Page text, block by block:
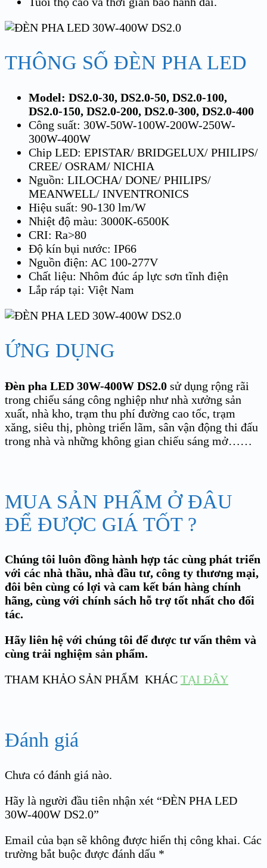
THÔNG SỐ ĐÈN PHA LED
Model: DS2.0-30, DS2.0-50, DS2.0-100,
DS2.0-150, DS2.0-200, DS2.0-300, DS2.0-400
Công suất: 30W-50W-100W-200W-250W-
300W-400W
Chip LED: EPISTAR/ BRIDGELUX/ PHILIPS/
CREE/ OSRAM/ NICHIA
Nguồn: LILOCHA/ DONE/ PHILIPS/
MEANWELL/ INVENTRONICS
Hiệu suất: 90-130 lm/W
Nhiệt độ màu: 3000K-6500K
CRI: Ra>80
Độ kín bụi nước: IP66
Nguồn điện: AC 100-277V
Chất liệu: Nhôm đúc áp lực sơn tĩnh điện
Lắp ráp tại: Việt Nam
ỨNG DỤNG
Đèn pha LED 30W-400W DS2.0 sử dụng rộng rãi
trong chiếu sáng công nghiệp như nhà xưởng sản
xuất, nhà kho, trạm thu phí đường cao tốc, trạm
xăng, siêu thị, phòng triển lãm, sân vận động thi đấu
trong nhà và những không gian chiếu sáng mở……
MUA SẢN PHẨM Ở ĐÂU
ĐỂ ĐƯỢC GIÁ TỐT ?
Chúng tôi luôn đồng hành hợp tác cùng phát triển
với các nhà thầu, nhà đầu tư, công ty thương mại,
đôi bên cùng có lợi và cam kết bán hàng chính
hãng, cùng với chính sách hỗ trợ tốt nhất cho đối
tác.
Hãy liên hệ với chúng tôi để được tư vấn thêm và
cùng trải nghiệm sản phẩm.
THAM KHẢO SẢN PHẨM KHÁC TẠI ĐÂY
Đánh giá
Chưa có đánh giá nào.
Hãy là người đầu tiên nhận xét “ĐÈN PHA LED
30W-400W DS2.0”
Email của bạn sẽ không được hiển thị công khai. Các
trường bắt buộc được đánh dấu *